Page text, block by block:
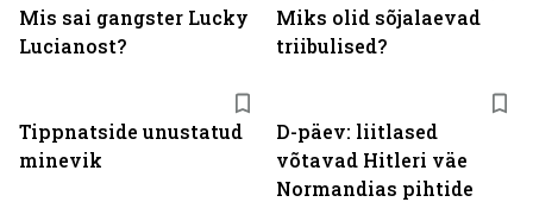
Mis sai gangster Lucky
Lucianost?
Miks olid sõjalaevad
triibulised?
Tippnatside unustatud
minevik
D-päev: liitlased
võtavad Hitleri väe
Normandias pihtide